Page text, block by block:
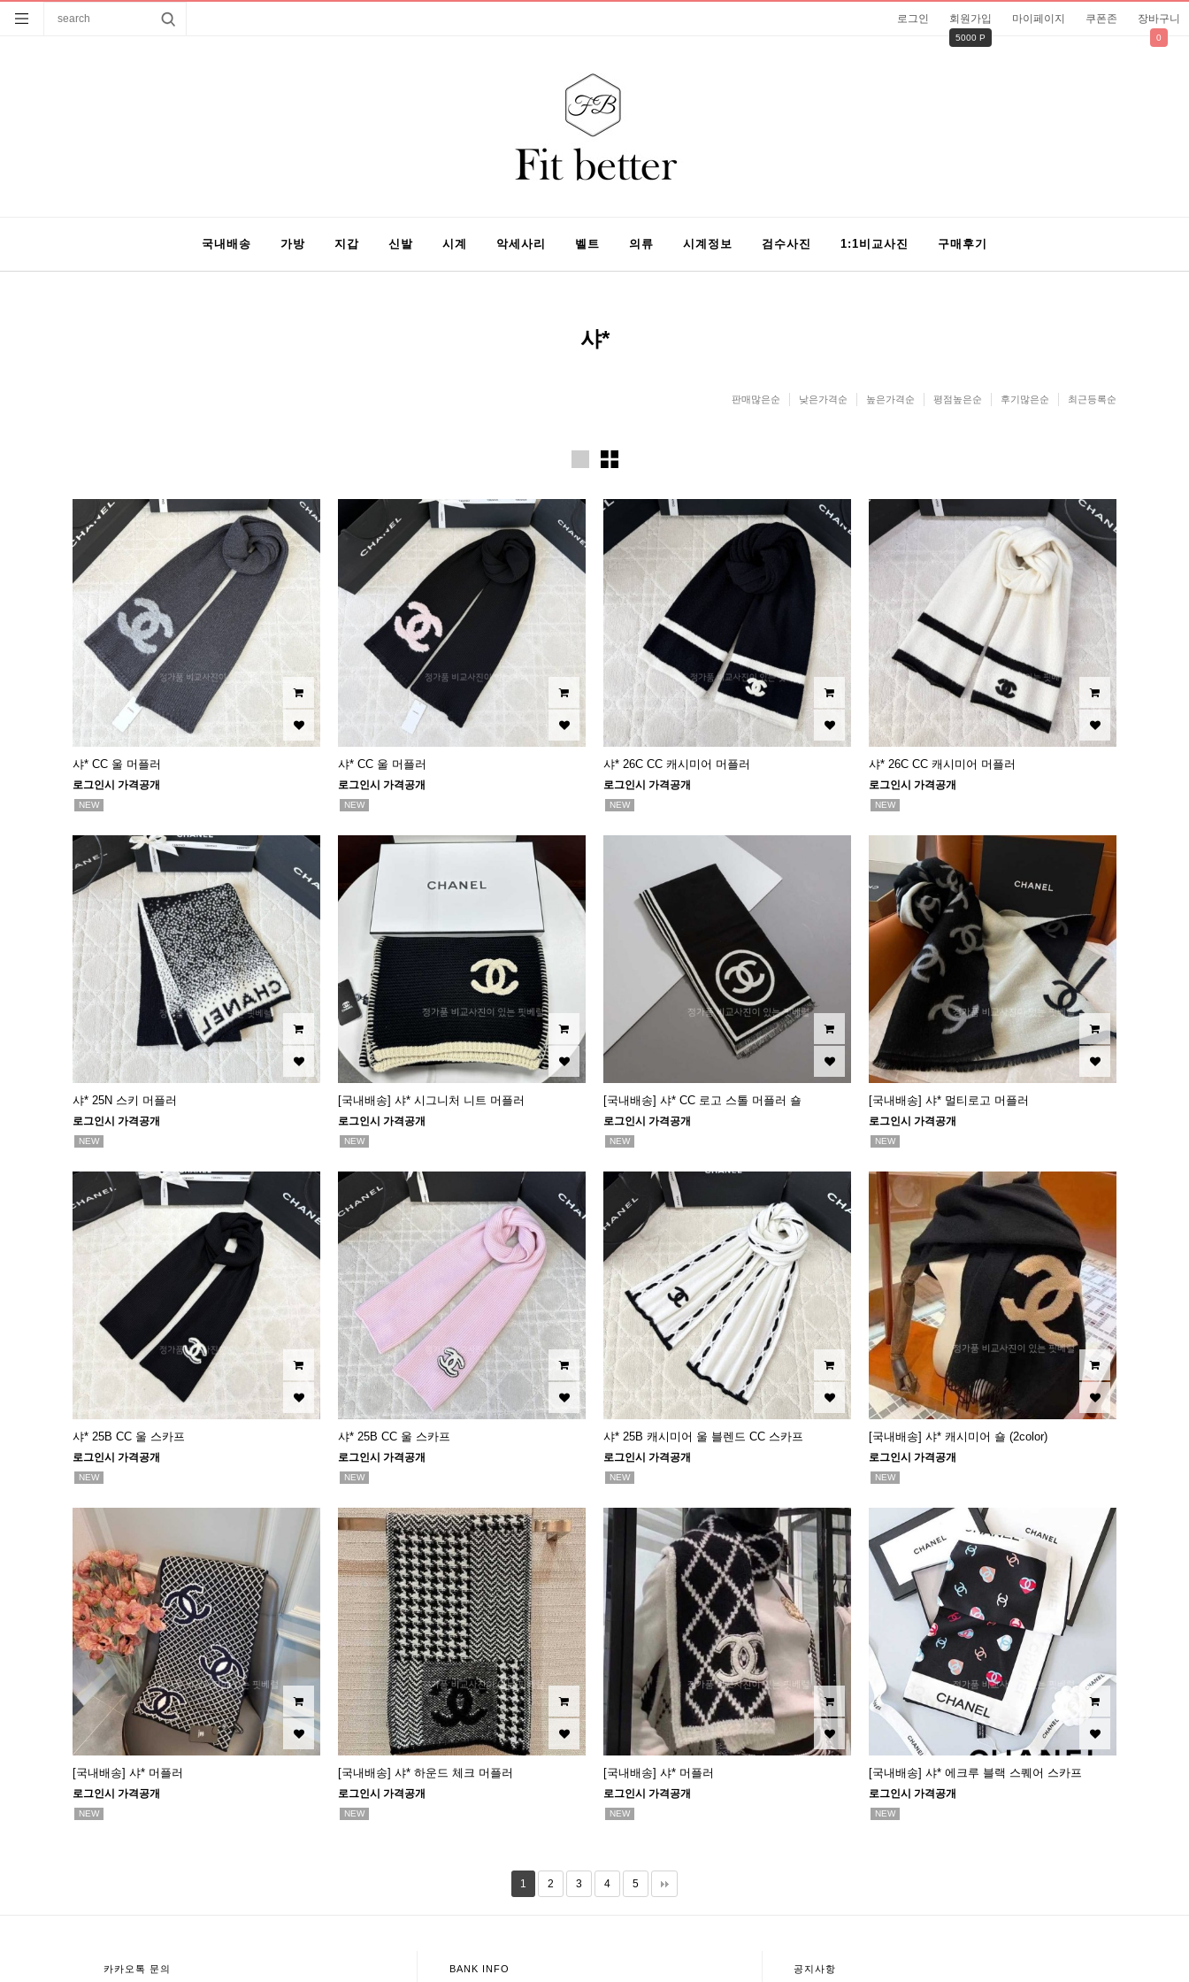
로그인 회원가입
5000 P
마이페이지 쿠폰존 장바구니
0
국내배송 가방 지갑 신발 시계 악세사리 벨트 의류 시계정보 검수사진 1:1비교사진 구매후기
샤*
판매많은순 낮은가격순 높은가격순 평점높은순 후기많은순 최근등록순
샤* CC 울 머플러
로그인시 가격공개
NEW
샤* CC 울 머플러
로그인시 가격공개
NEW
샤* 26C CC 캐시미어 머플러
로그인시 가격공개
NEW
샤* 26C CC 캐시미어 머플러
로그인시 가격공개
NEW
샤* 25N 스키 머플러
로그인시 가격공개
NEW
[국내배송] 샤* 시그니처 니트 머플러
로그인시 가격공개
NEW
[국내배송] 샤* CC 로고 스톨 머플러 숄
로그인시 가격공개
NEW
[국내배송] 샤* 멀티로고 머플러
로그인시 가격공개
NEW
샤* 25B CC 울 스카프
로그인시 가격공개
NEW
샤* 25B CC 울 스카프
로그인시 가격공개
NEW
샤* 25B 캐시미어 울 블렌드 CC 스카프
로그인시 가격공개
NEW
[국내배송] 샤* 캐시미어 숄 (2color)
로그인시 가격공개
NEW
[국내배송] 샤* 머플러
로그인시 가격공개
NEW
[국내배송] 샤* 하운드 체크 머플러
로그인시 가격공개
NEW
[국내배송] 샤* 머플러
로그인시 가격공개
NEW
[국내배송] 샤* 에크루 블랙 스퀘어 스카프
로그인시 가격공개
NEW
1 2 3 4 5
카카오톡 문의 BANK INFO 공지사항